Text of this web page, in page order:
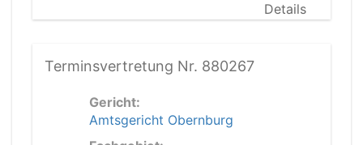
Details
Terminsvertretung Nr. 880267
Gericht:
Amtsgericht Obernburg